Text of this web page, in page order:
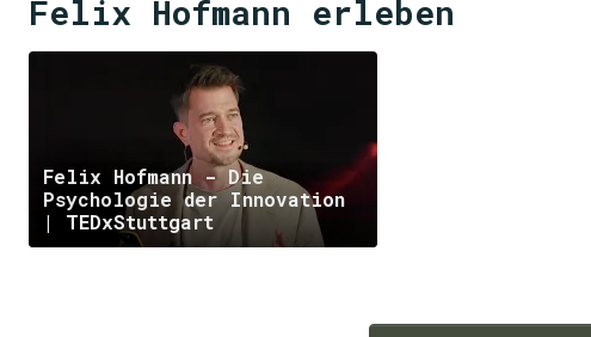
Felix Hofmann erleben
Felix Hofmann - Die
Psychologie der Innovation
| TEDxStuttgart